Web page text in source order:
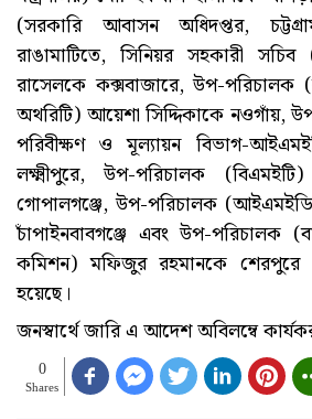
(সরকারি আবাসন অধিদপ্তর,
রাঙামাটিতে, সিনিয়র সহকারী
রাসেলকে কক্সবাজারে, উপ-পরিচালক
অথরিটি) আয়েশা সিদ্দিকাকে নওগাঁয়,
পরিবীক্ষণ ও মূল্যায়ন বিভাগ-
লক্ষ্মীপুরে, উপ-পরিচালক
গোপালগঞ্জে, উপ-পরিচালক
চাঁপাইনবাবগঞ্জে এবং উপ-পরিচালক
কমিশন) মফিজুর রহমানকে শেরপুরে
হয়েছে।
জনস্বার্থে জারি এ আদেশ অবিলম্বে
0
Shares